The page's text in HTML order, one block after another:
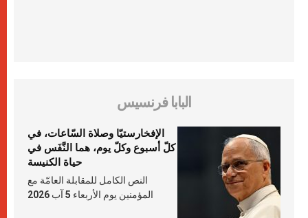
البابا فرنسيس
الإفخارستيّا وصلاة السّاعات، في
كلّ أسبوع وكلّ يوم، هما النَّفَس في
حياة الكنيسة
النص الكامل للمقابلة العامّة مع
المؤمنين يوم الأربعاء 5 آب 2026